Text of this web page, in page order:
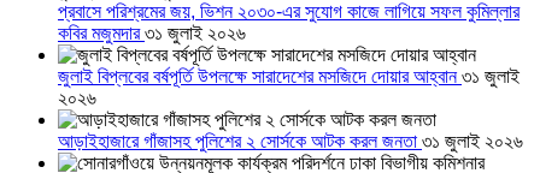
প্রবাসে পরিশ্রমের জয়, ভিশন ২০৩০-এর সুযোগ কাজে লাগিয়ে সফল কুমিল্লার
কবির মজুমদার৩১ জুলাই ২০২৬
জুলাই বিপ্লবের বর্ষপূর্তি উপলক্ষে সারাদেশের মসজিদে দোয়ার আহ্বান৩১ জুলাই
২০২৬
আড়াইহাজারে গাঁজাসহ পুলিশের ২ সোর্সকে আটক করল জনতা ৩১ জুলাই ২০২৬